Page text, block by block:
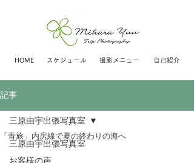
HOME スケジュール 撮影メニュー 自己紹介
記事
三原由宇出張写真室
お客様の声
三原由宇出張写真室
「青旅」内房線で夏の終わりの海へ